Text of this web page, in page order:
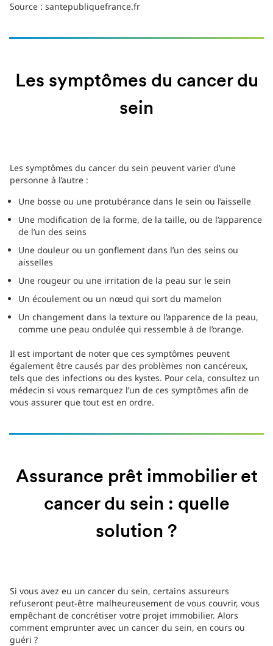
Source : santepubliquefrance.fr
Les symptômes du cancer du
sein
Les symptômes du cancer du sein peuvent varier d’une
personne à l’autre :
Une bosse ou une protubérance dans le sein ou l’aisselle
Une modification de la forme, de la taille, ou de l’apparence
de l’un des seins
Une douleur ou un gonflement dans l’un des seins ou
aisselles
Une rougeur ou une irritation de la peau sur le sein
Un écoulement ou un nœud qui sort du mamelon
Un changement dans la texture ou l’apparence de la peau,
comme une peau ondulée qui ressemble à de l’orange.
Il est important de noter que ces symptômes peuvent
également être causés par des problèmes non cancéreux,
tels que des infections ou des kystes. Pour cela, consultez un
médecin si vous remarquez l’un de ces symptômes afin de
vous assurer que tout est en ordre.
Assurance prêt immobilier et
cancer du sein : quelle
solution ?
Si vous avez eu un cancer du sein, certains assureurs
refuseront peut-être malheureusement de vous couvrir, vous
empêchant de concrétiser votre projet immobilier. Alors
comment emprunter avec un cancer du sein, en cours ou
guéri ?